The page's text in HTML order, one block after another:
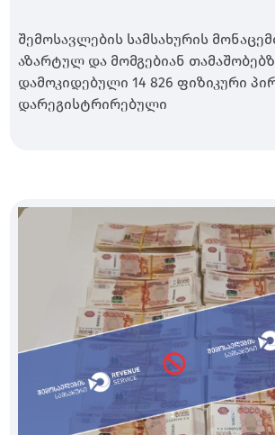
შემოსავლების სამსახურის
აზარტულ და მომგებიან
დამოკიდებული 14 826 ფიზიკური
დარეგისტრირებული